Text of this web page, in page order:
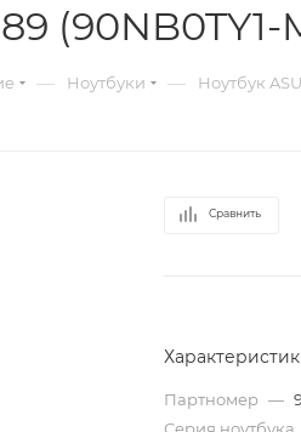
(90NB0TY1-
— Ноутбуки — Ноутбук
Сравнить
Партномер —